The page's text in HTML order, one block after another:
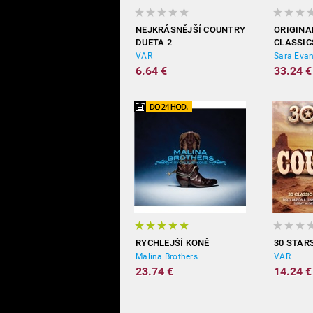
NEJKRÁSNĚJŠÍ COUNTRY
DUETA 2
VAR
6.64 €
Sara
33.24 €
RYCHLEJŠÍ KONĚ
Malina Brothers
23.74 €
30
VAR
14.24 €